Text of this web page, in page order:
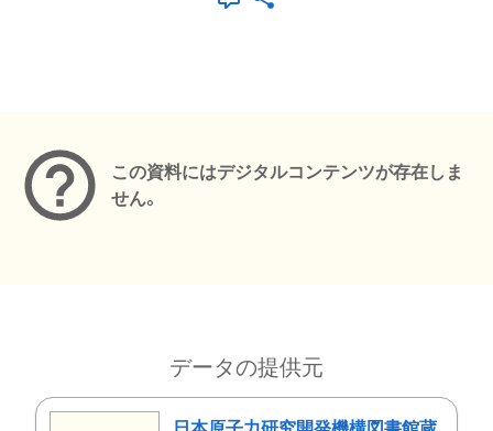
この資料にはデジタルコンテンツが存在しま
せん。
データの提供元